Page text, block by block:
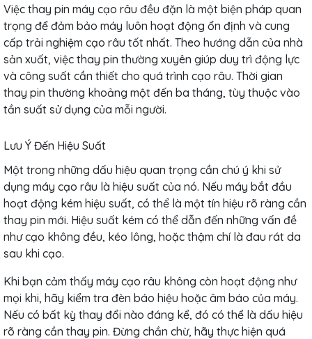
Việc thay pin máy cạo râu đều đặn là một biện pháp quan
trọng để đảm bảo máy luôn hoạt động ổn định và cung
cấp trải nghiệm cạo râu tốt nhất. Theo hướng dẫn của nhà
sản xuất, việc thay pin thường xuyên giúp duy trì động lực
và công suất cần thiết cho quá trình cạo râu. Thời gian
thay pin thường khoảng một đến ba tháng, tùy thuộc vào
tần suất sử dụng của mỗi người.
Lưu Ý Đến Hiệu Suất
Một trong những dấu hiệu quan trọng cần chú ý khi sử
dụng máy cạo râu là hiệu suất của nó. Nếu máy bắt đầu
hoạt động kém hiệu suất, có thể là một tín hiệu rõ ràng cần
thay pin mới. Hiệu suất kém có thể dẫn đến những vấn đề
như cạo không đều, kéo lông, hoặc thậm chí là đau rát da
sau khi cạo.
Khi bạn cảm thấy máy cạo râu không còn hoạt động như
mọi khi, hãy kiểm tra đèn báo hiệu hoặc âm báo của máy.
Nếu có bất kỳ thay đổi nào đáng kể, đó có thể là dấu hiệu
rõ ràng cần thay pin. Đừng chần chừ, hãy thực hiện quá